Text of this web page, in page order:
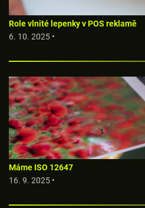
Role vlnité lepenky v POS reklamě
6. 10. 2025 •
Máme ISO 12647
16. 9. 2025 •